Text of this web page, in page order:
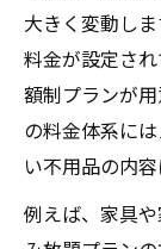
大きく変動し
料金が設定さ
額制プランが
の料金体系に
い不用品の内
例えば、家具